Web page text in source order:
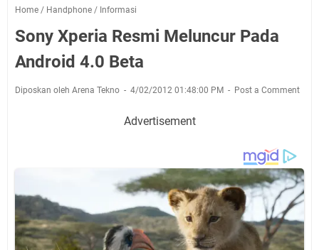
Home / Handphone / Informasi
Sony Xperia Resmi Meluncur Pada
Android 4.0 Beta
Diposkan oleh Arena Tekno 4/02/2012 01:48:00 PM Post a Comment
Advertisement